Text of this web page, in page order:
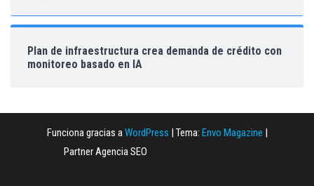
Plan de infraestructura crea demanda de crédito con
monitoreo basado en IA
Funciona gracias aWordPress Tema: Envo Magazine
Partner Agencia SEO